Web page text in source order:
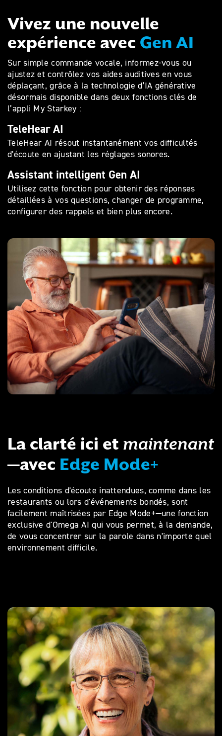
Vivez une nouvelle
expérience avec Gen AI
Sur simple commande vocale, informez-vous ou
ajustez et contrôlez vos aides auditives en vous
déplaçant, grâce à la technologie d’IA générative
désormais disponible dans deux fonctions clés de
l’appli My Starkey :
TeleHear AI
TeleHear AI résout instantanément vos difficultés
d'écoute en ajustant les réglages sonores.
Assistant intelligent Gen AI
Utilisez cette fonction pour obtenir des réponses
détaillées à vos questions, changer de programme,
configurer des rappels et bien plus encore.
La clarté ici et maintenant
—avec Edge Mode+
Les conditions d'écoute inattendues, comme dans les
restaurants ou lors d'événements bondés, sont
facilement maîtrisées par Edge Mode+—une fonction
exclusive d'Omega AI qui vous permet, à la demande,
de vous concentrer sur la parole dans n'importe quel
environnement difficile.